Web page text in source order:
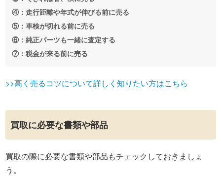
④：走行距離や年式が伸びる前に売る
⑤：車検が切れる前に売る
⑥：純正パーツも一緒に査定する
⑦：税金が来る前に売る
>>高く売るコツについて詳しく知りたい方はこちら
買取に必要な書類や部品
買取の際に必要な書類や部品もチェックしておきましょ
う。